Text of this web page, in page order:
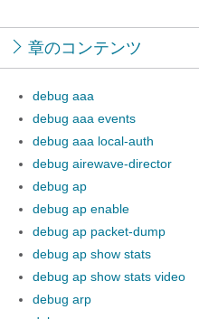
章のコンテンツ
debug aaa
debug aaa events
debug aaa local-auth
debug airewave-director
debug ap
debug ap enable
debug ap packet-dump
debug ap show stats
debug ap show stats video
debug arp